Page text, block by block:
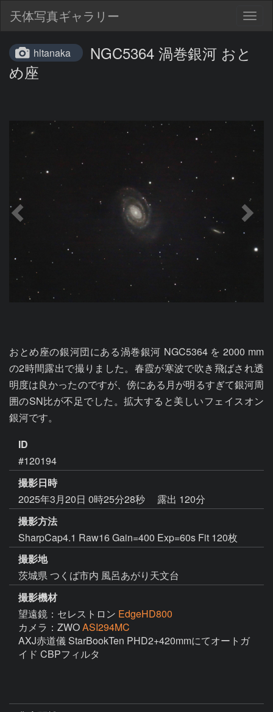
天体写真ギャラリー
hltanaka
NGC5364 渦巻銀河 おと
め座
おとめ座の銀河団にある渦巻銀河 NGC5364 を 2000 mm
の2時間露出で撮りました。春霞が寒波で吹き飛ばされ透
明度は良かったのですが、傍にある月が明るすぎて銀河周
囲のSN比が不足でした。拡大すると美しいフェイスオン
銀河です。
ID
#120194
撮影日時
2025年3月20日 0時25分28秒
露出 120分
撮影方法
SharpCap4.1 Raw16 Gain=400 Exp=60s Fit 120枚
撮影地
茨城県 つくば市内 風呂あがり天文台
撮影機材
望遠鏡：セレストロン EdgeHD800
カメラ：ZWOASI294MC
AXJ赤道儀 StarBookTen PHD2+420mmにてオートガ
イド CBPフィルタ